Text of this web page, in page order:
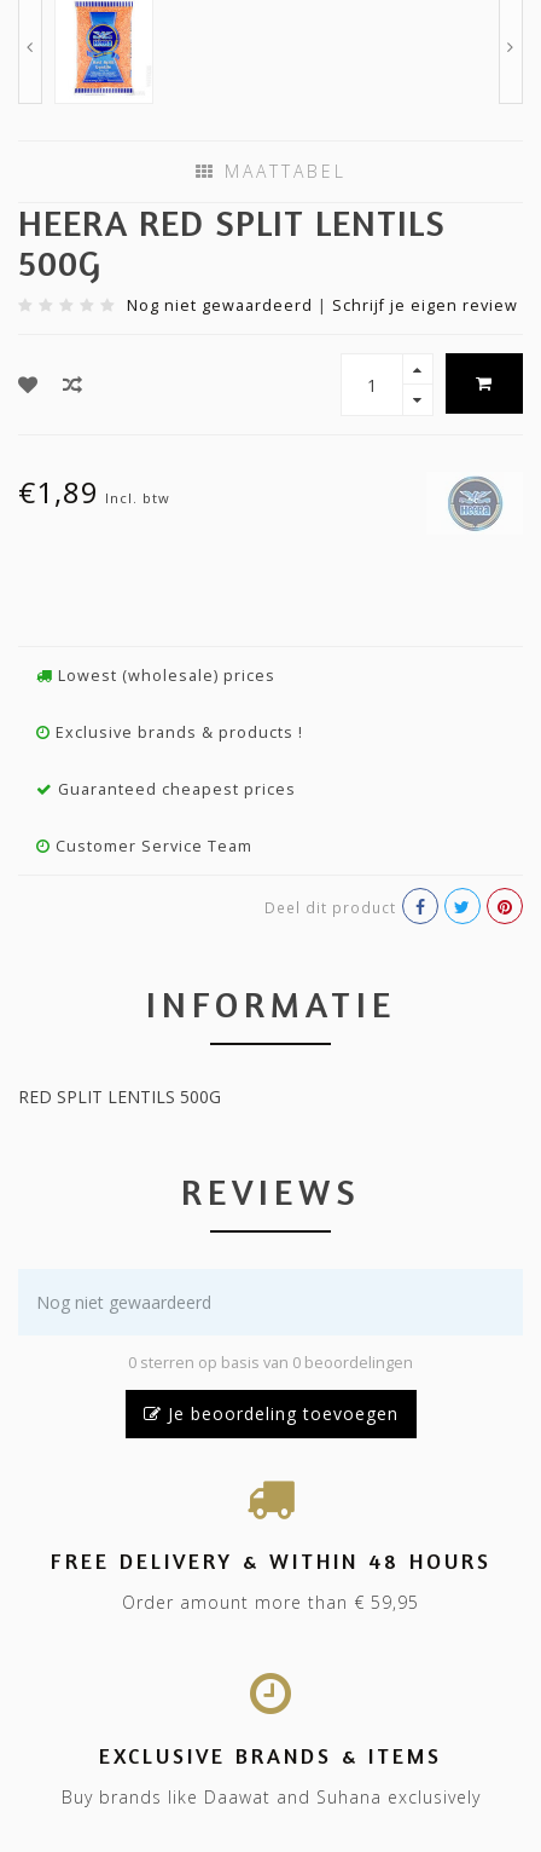
MAATTABEL
HEERA RED SPLIT LENTILS
500G
Nog niet gewaardeerd | Schrijf je eigen review
€1,89 Incl. btw
Lowest (wholesale) prices
Exclusive brands & products !
Guaranteed cheapest prices
Customer Service Team
Deel dit product
INFORMATIE
RED SPLIT LENTILS 500G
REVIEWS
Nog niet gewaardeerd
0 sterren op basis van 0 beoordelingen
Je beoordeling toevoegen
FREE DELIVERY & WITHIN 48 HOURS
Order amount more than € 59,95
EXCLUSIVE BRANDS & ITEMS
Buy brands like Daawat and Suhana exclusively